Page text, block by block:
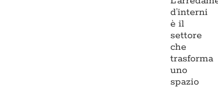
d’interni
è il
settore
che
trasforma
uno
spazio